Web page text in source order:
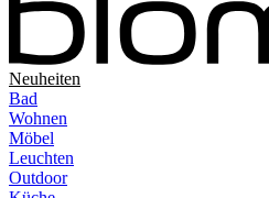
Neuheiten
Bad
Wohnen
Möbel
Leuchten
Outdoor